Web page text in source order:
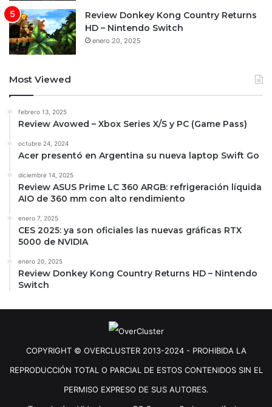
Review Donkey Kong Country Returns
HD – Nintendo Switch
enero 20, 2025
Most Viewed
febrero 13, 2025
Review Avowed – Xbox Series X/S y PC (Game Pass)
octubre 24, 2024
Acer presentó en Argentina su nueva laptop Swift Go
diciembre 14, 2025
Review ASUS Prime LC 360 ARGB: refrigeración líquida
AIO de 360 mm con alto rendimiento
enero 7, 2025
CES 2025: ya son oficiales las nuevas gráficas RTX
5000 de NVIDIA
enero 20, 2025
Review Donkey Kong Country Returns HD – Nintendo
Switch
COPYRIGHT © OVERCLUSTER 2013-2024 - PROHIBIDA LA
REPRODUCCIÓN TOTAL O PARCIAL DE ESTOS CONTENIDOS SIN EL
PERMISO EXPRESO DE SUS AUTORES.